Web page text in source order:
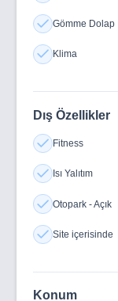
Gömme Dolap
Klima
Dış Özellikler
Fitness
Isı Yalıtım
Otopark - Açık
Site içerisinde
Konum